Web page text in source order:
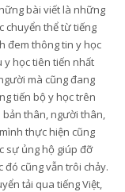
bài viết là những
chuyển thể từ tiếng
đem thông tin y học
học tiên tiến nhất
mà cũng đang
tiến bộ y học trên
thân, người thân,
thực hiện cũng
sự ủng hộ giúp đỡ
đó cũng vẫn trôi chảy.
tải qua tiếng Việt,